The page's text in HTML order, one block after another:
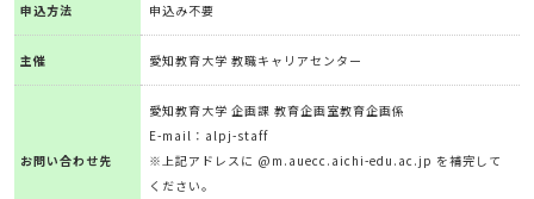
申込方法 申込み不要
主催 愛知教育大学 教職キャリアセンター
お問い合わせ先
愛知教育大学 企画課 教育企画室教育企画係
E-mail：alpj-staff
※上記アドレスに @m.auecc.aichi-edu.ac.jp を補完して
ください。